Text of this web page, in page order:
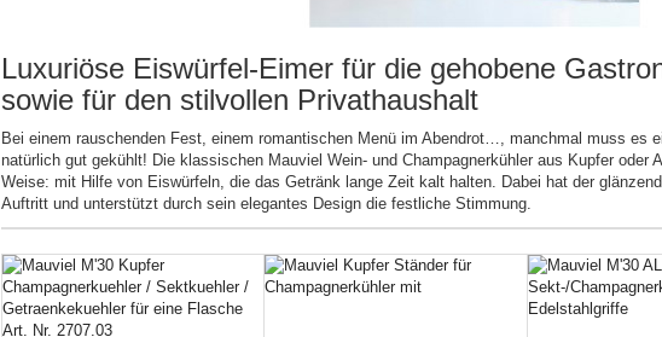
Luxuriöse Eiswürfel-Eimer für die gehobene
sowie für den stilvollen Privathaushalt
Bei einem rauschenden Fest, einem romantischen Menü im Abendrot…, manchmal muss es
natürlich gut gekühlt! Die klassischen Mauviel Wein- und Champagnerkühler aus Kupfer oder
Weise: mit Hilfe von Eiswürfeln, die das Getränk lange Zeit kalt halten. Dabei hat der
Auftritt und unterstützt durch sein elegantes Design die festliche Stimmung.